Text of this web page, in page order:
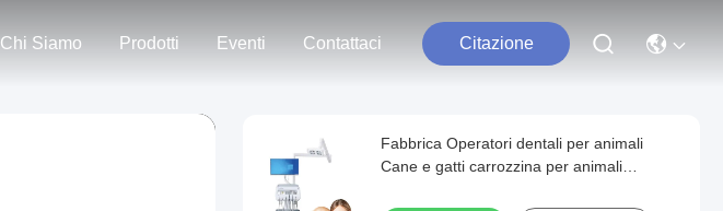
Chi Siamo Prodotti Eventi Contattaci Citazione
Fabbrica Operatori dentali per animali
Cane e gatti carrozzina per animali